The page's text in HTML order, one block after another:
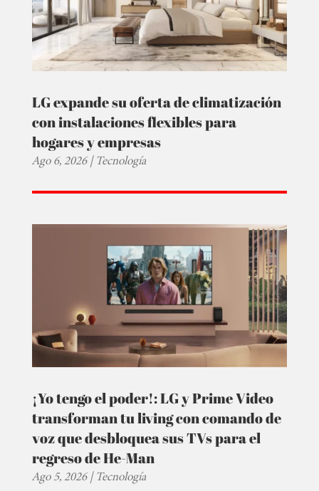
LG expande su oferta de climatización
con instalaciones flexibles para
hogares y empresas
Ago 6, 2026|Tecnología
¡Yo tengo el poder!: LG y Prime Video
transforman tu living con comando de
voz que desbloquea sus TVs para el
regreso de He-Man
Ago 5, 2026|Tecnología